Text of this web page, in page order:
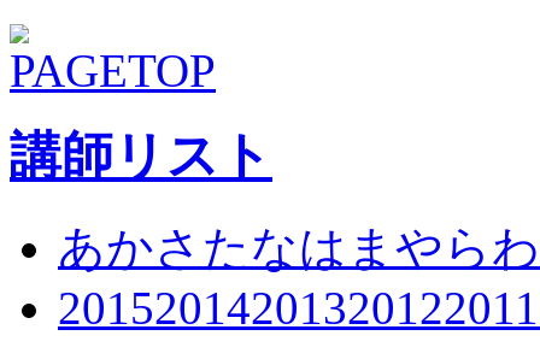
講師リスト
あかさ たなは ま や らわ
20152014201320122011